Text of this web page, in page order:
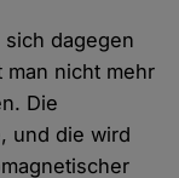
dagegen
nicht mehr
Die
und die wird